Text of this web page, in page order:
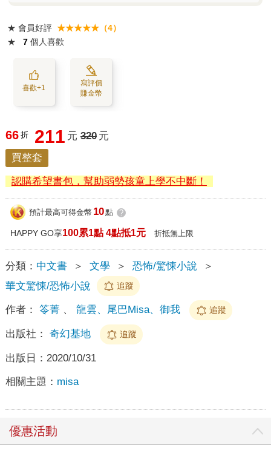
★ 會員好評 ★★★★★（4）
★
7 個人喜歡
喜歡+1
寫評價
賺金幣
66 折 211 元 320 元
買整套
認購希望書包，幫助弱勢孩童上學不中斷！
預計最高可得金幣 10點 ?
HAPPY GO享100累1點 4點抵1元 折抵無上限
分類： 中文書 ＞ 文學 ＞ 恐怖/驚悚小說
＞
華文驚悚/恐怖小說
追蹤
作者： 笭菁、 龍雲、尾巴Misa、御我 追蹤
出版社： 奇幻基地 追蹤
出版日： 2020/10/31
相關主題： misa
優惠活動